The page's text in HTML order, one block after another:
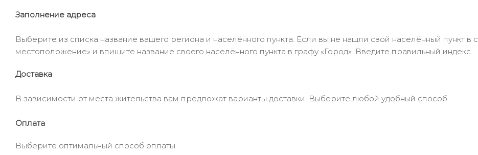
Заполнение адреса
Выберите из списка название вашего региона и населённого пункта. Если вы не нашли свой населённый пункт в
местоположение» и впишите название своего населённого пункта в графу «Город». Введите правильный индекс.
Доставка
В зависимости от места жительства вам предложат варианты доставки. Выберите любой удобный способ.
Оплата
Выберите оптимальный способ оплаты.